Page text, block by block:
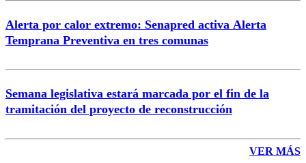
Alerta por calor extremo: Senapred activa Alerta
Temprana Preventiva en tres comunas
Semana legislativa estará marcada por el fin de la
tramitación del proyecto de reconstrucción
VER MÁS